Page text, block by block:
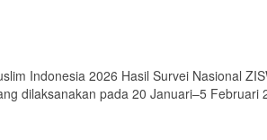
Indonesia 2026 Hasil Survei Nasional
dilaksanakan pada 20 Januari–5 Februari